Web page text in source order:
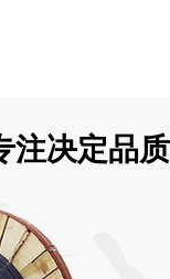
注决定品质